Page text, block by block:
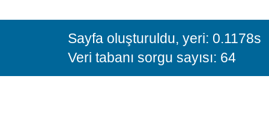
Sayfa oluşturuldu, yeri: 0.1178s
Veri tabanı sorgu sayısı: 64